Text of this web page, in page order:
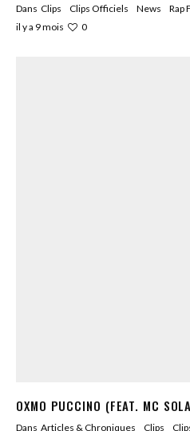
Dans Clips Clips Officiels News Rap
il y a 9 mois
0
OXMO PUCCINO (FEAT. MC
Dans Articles & Chroniques Clips